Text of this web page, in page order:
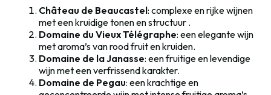
Château de Beaucastel: complexe en rijke wijnen
met een kruidige tonen en structuur .
Domaine du Vieux Télégraphe: een elegante wijn
met aroma’s van rood fruit en kruiden.
Domaine de la Janasse: een fruitige en levendige
wijn met een verfrissend karakter.
Domaine de Pegau: een krachtige en